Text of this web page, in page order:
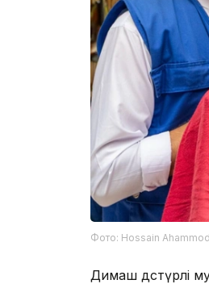
Фото: Hossain
Димаш дәстүрлі